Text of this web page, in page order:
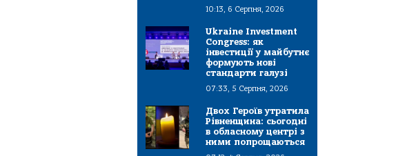
10:13, 6 Серпня, 2026
Ukraine Investment
Congress: як
інвестиції у майбутнє
формують нові
стандарти галузі
07:33, 5 Серпня, 2026
Двох Героїв утратила
Рівненщина: сьогодні
в обласному центрі з
ними попрощаються